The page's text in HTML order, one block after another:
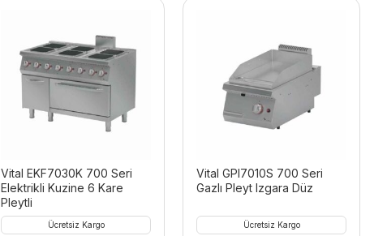
Vital EKF7030K 700 Seri
Elektrikli Kuzine 6 Kare
Pleytli
Ücretsiz Kargo
Vital GPI7010S 700 Seri
Gazlı Pleyt Izgara Düz
Ücretsiz Kargo